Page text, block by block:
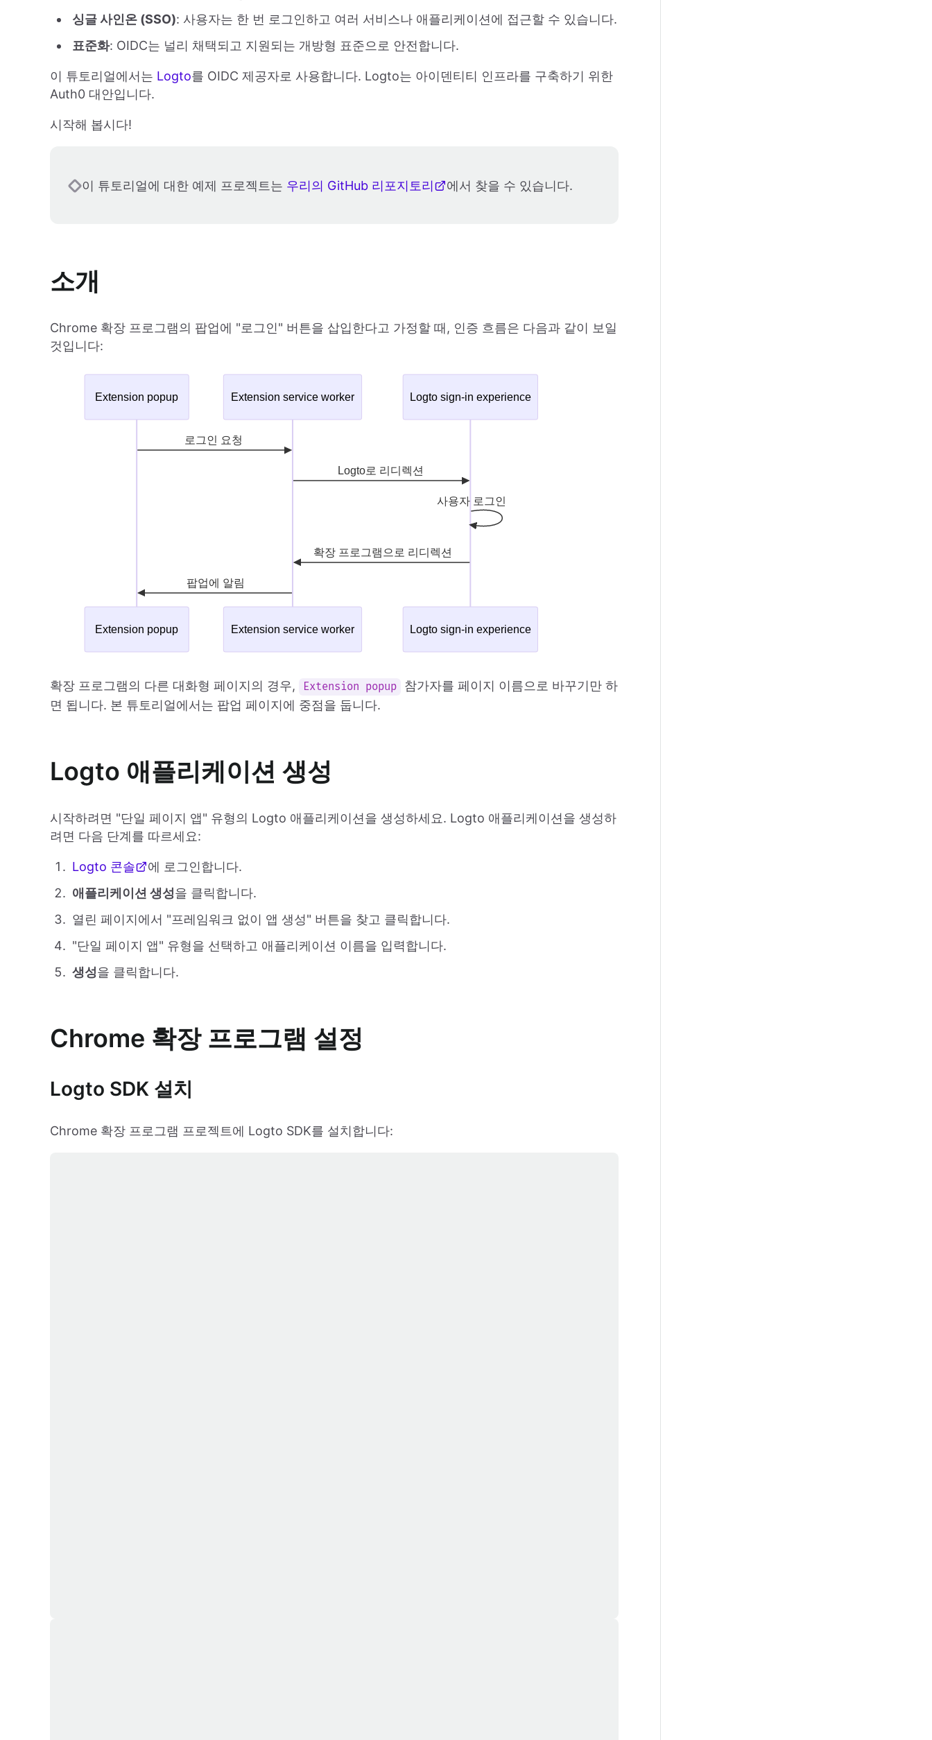
싱글 사인온 (SSO): 사용자는 한 번 로그인하고 여러 서비스나 애플리케이션에 접근할 수 있습니다.
표준화: OIDC는 널리 채택되고 지원되는 개방형 표준으로 안전합니다.
이 튜토리얼에서는 Logto를 OIDC 제공자로 사용합니다. Logto는 아이덴티티 인프라를 구축하기 위한
Auth0 대안입니다.
시작해 봅시다!
이 튜토리얼에 대한 예제 프로젝트는 우리의 GitHub 리포지토리 에서 찾을 수 있습니다.
소개
Chrome 확장 프로그램의 팝업에 "로그인" 버튼을 삽입한다고 가정할 때, 인증 흐름은 다음과 같이 보일
것입니다:
확장 프로그램의 다른 대화형 페이지의 경우, Extension popup
참가자를 페이지 이름으로 바꾸기만 하
면 됩니다. 본 튜토리얼에서는 팝업 페이지에 중점을 둡니다.
Logto 애플리케이션 생성
시작하려면 "단일 페이지 앱" 유형의 Logto 애플리케이션을 생성하세요. Logto 애플리케이션을 생성하
려면 다음 단계를 따르세요:
Logto 콘솔
에 로그인합니다.
애플리케이션 생성을 클릭합니다.
열린 페이지에서 "프레임워크 없이 앱 생성" 버튼을 찾고 클릭합니다.
"단일 페이지 앱" 유형을 선택하고 애플리케이션 이름을 입력합니다.
생성을 클릭합니다.
Chrome 확장 프로그램 설정
Logto SDK 설치
Chrome 확장 프로그램 프로젝트에 Logto SDK를 설치합니다: